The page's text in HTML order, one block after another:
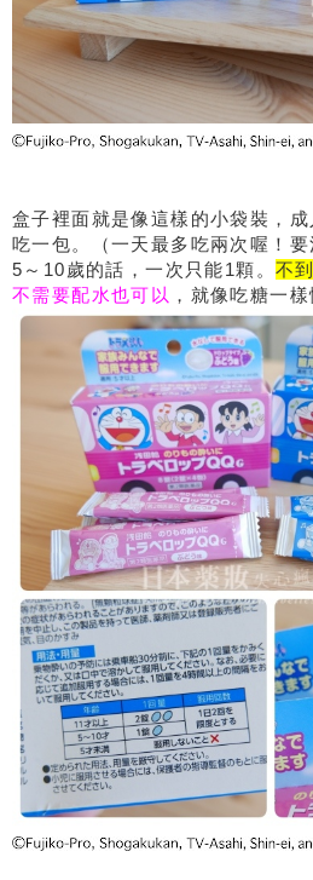
盒子裡面就是像這樣的小袋裝，
吃一包。（一天最多吃兩次喔！要
5～10歲的話，一次只能1顆。 不
不需要配水也可以 ，就像吃糖一